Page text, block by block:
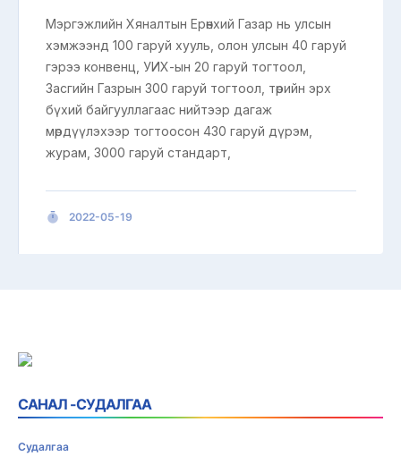
Мэргэжлийн Хяналтын Ерөнхий Газар нь улсын
хэмжээнд 100 гаруй хууль, олон улсын 40 гаруй
гэрээ конвенц, УИХ-ын 20 гаруй тогтоол,
Засгийн Газрын 300 гаруй тогтоол, төрийн эрх
бүхий байгууллагаас нийтээр дагаж
мөрдүүлэхээр тогтоосон 430 гаруй дүрэм,
журам, 3000 гаруй стандарт,
2022-05-19
САНАЛ -СУДАЛГАА
Судалгаа